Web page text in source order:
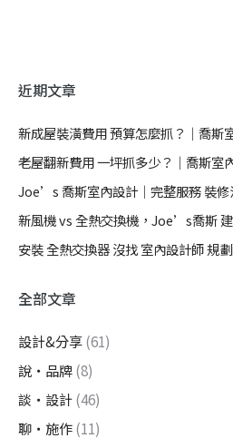
近期文章
新成屋裝潢費用 預算怎麼抓？｜喬斯
老屋翻新費用 一坪抓多少？｜喬斯室
Joe’s 喬斯室內設計｜完整服務 裝修
新風機 vs 全熱交換機，Joe’s喬斯
安裝 全熱交換器 沒找 室內設計師 規
全部文章
設計&分享(61)
說・品牌(8)
談・設計(46)
聊・施作(11)